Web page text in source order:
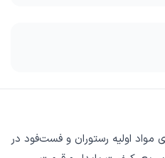
مواد اولیه رستوران و فست‌فود در